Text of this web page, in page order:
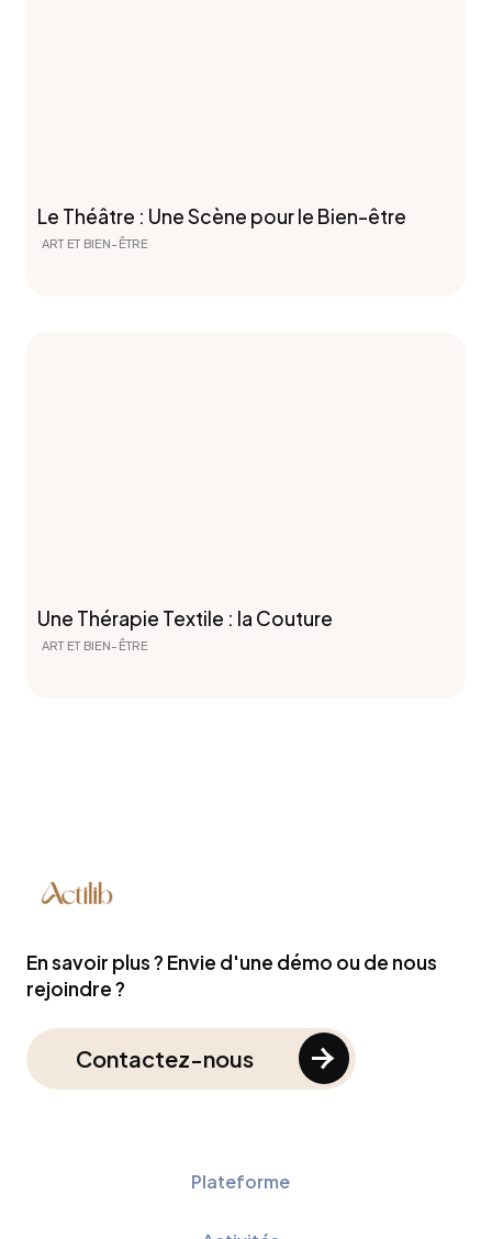
Le Théâtre : Une Scène pour le Bien-être
ART ET BIEN-ÊTRE
Une Thérapie Textile : la Couture
ART ET BIEN-ÊTRE
En savoir plus ? Envie d'une démo ou de nous
rejoindre ?
Contactez-nous
Plateforme